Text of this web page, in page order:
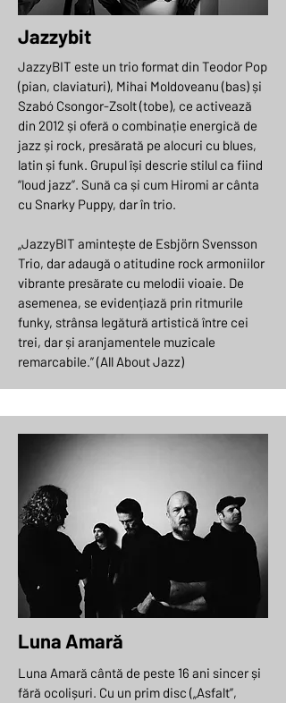
Jazzybit
JazzyBIT este un trio format din Teodor Pop
(pian, claviaturi), Mihai Moldoveanu (bas) și
Szabó Csongor-Zsolt (tobe), ce activează
din 2012 și oferă o combinație energică de
jazz și rock, presărată pe alocuri cu blues,
latin și funk. Grupul își descrie stilul ca fiind
“loud jazz”. Sună ca și cum Hiromi ar cânta
cu Snarky Puppy, dar în trio.
„JazzyBIT amintește de Esbjörn Svensson
Trio, dar adaugă o atitudine rock armoniilor
vibrante presărate cu melodii vioaie. De
asemenea, se evidențiază prin ritmurile
funky, strânsa legătură artistică între cei
trei, dar și aranjamentele muzicale
remarcabile.” (All About Jazz)
Luna Amară
Luna Amară cântă de peste 16 ani sincer și
fără ocolișuri. Cu un prim disc („Asfalt”,